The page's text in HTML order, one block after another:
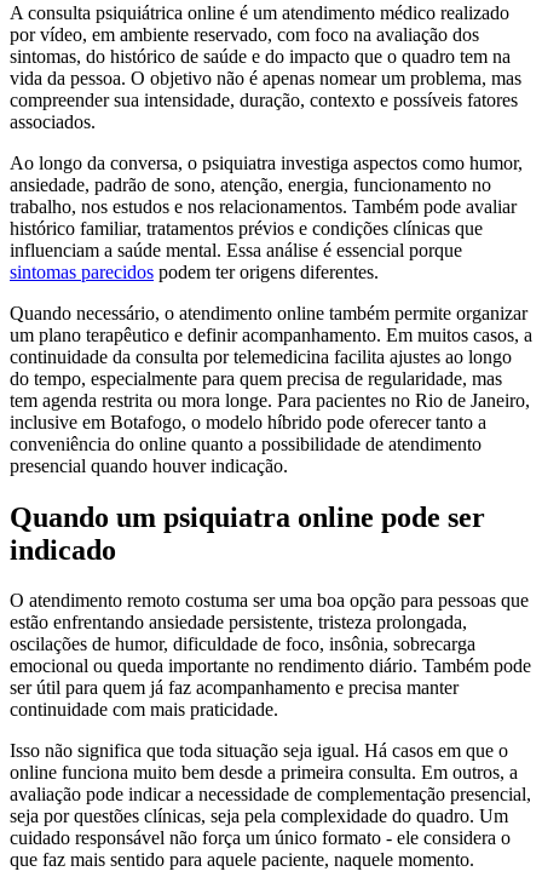
A consulta psiquiátrica online é um atendimento médico realizado
por vídeo, em ambiente reservado, com foco na avaliação dos
sintomas, do histórico de saúde e do impacto que o quadro tem na
vida da pessoa. O objetivo não é apenas nomear um problema, mas
compreender sua intensidade, duração, contexto e possíveis fatores
associados.
Ao longo da conversa, o psiquiatra investiga aspectos como humor,
ansiedade, padrão de sono, atenção, energia, funcionamento no
trabalho, nos estudos e nos relacionamentos. Também pode avaliar
histórico familiar, tratamentos prévios e condições clínicas que
influenciam a saúde mental. Essa análise é essencial porque
sintomas parecidos podem ter origens diferentes.
Quando necessário, o atendimento online também permite organizar
um plano terapêutico e definir acompanhamento. Em muitos casos, a
continuidade da consulta por telemedicina facilita ajustes ao longo
do tempo, especialmente para quem precisa de regularidade, mas
tem agenda restrita ou mora longe. Para pacientes no Rio de Janeiro,
inclusive em Botafogo, o modelo híbrido pode oferecer tanto a
conveniência do online quanto a possibilidade de atendimento
presencial quando houver indicação.
Quando um psiquiatra online pode ser
indicado
O atendimento remoto costuma ser uma boa opção para pessoas que
estão enfrentando ansiedade persistente, tristeza prolongada,
oscilações de humor, dificuldade de foco, insônia, sobrecarga
emocional ou queda importante no rendimento diário. Também pode
ser útil para quem já faz acompanhamento e precisa manter
continuidade com mais praticidade.
Isso não significa que toda situação seja igual. Há casos em que o
online funciona muito bem desde a primeira consulta. Em outros, a
avaliação pode indicar a necessidade de complementação presencial,
seja por questões clínicas, seja pela complexidade do quadro. Um
cuidado responsável não força um único formato - ele considera o
que faz mais sentido para aquele paciente, naquele momento.